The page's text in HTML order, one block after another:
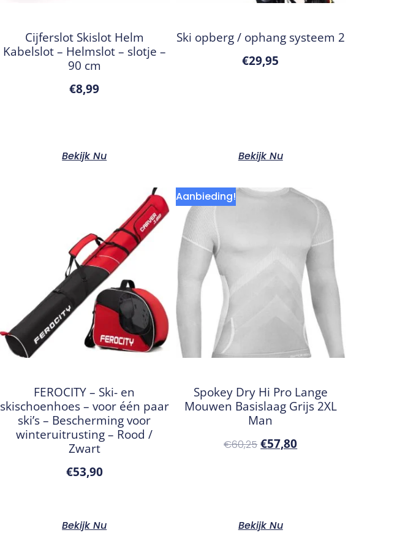
Cijferslot Skislot Helm
Kabelslot – Helmslot – slotje –
90 cm
€8,99
Bekijk Nu
Ski opberg / ophang systeem 2
€29,95
Bekijk Nu
FEROCITY – Ski- en
skischoenhoes – voor één paar
ski’s – Bescherming voor
winteruitrusting – Rood /
Zwart
€53,90
Bekijk Nu
Aanbieding!
Spokey Dry Hi Pro Lange
Mouwen Basislaag Grijs 2XL
Man
€60,25 €57,80
Bekijk Nu